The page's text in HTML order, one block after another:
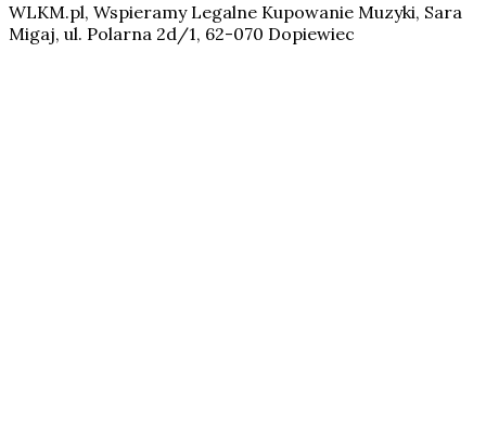
WLKM.pl, Wspieramy Legalne Kupowanie Muzyki, Sara
Migaj, ul. Polarna 2d/1, 62-070 Dopiewiec